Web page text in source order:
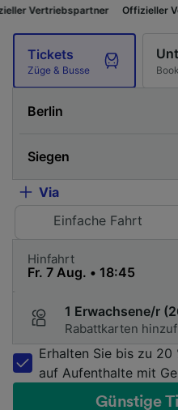
Offizieller
Tickets
Züge & Busse
Via
Einfache Fahrt
Hinfahrt
1 Erwachsene/r
Rabattkarten
Erhalten Sie bis zu 20
auf Aufenthalte mit
Günstige